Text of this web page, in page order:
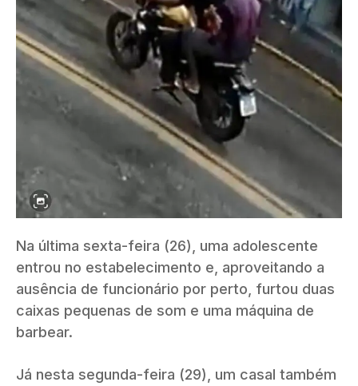
Na última sexta-feira (26), uma adolescente
entrou no estabelecimento e, aproveitando a
ausência de funcionário por perto, furtou duas
caixas pequenas de som e uma máquina de
barbear.
Já nesta segunda-feira (29), um casal também